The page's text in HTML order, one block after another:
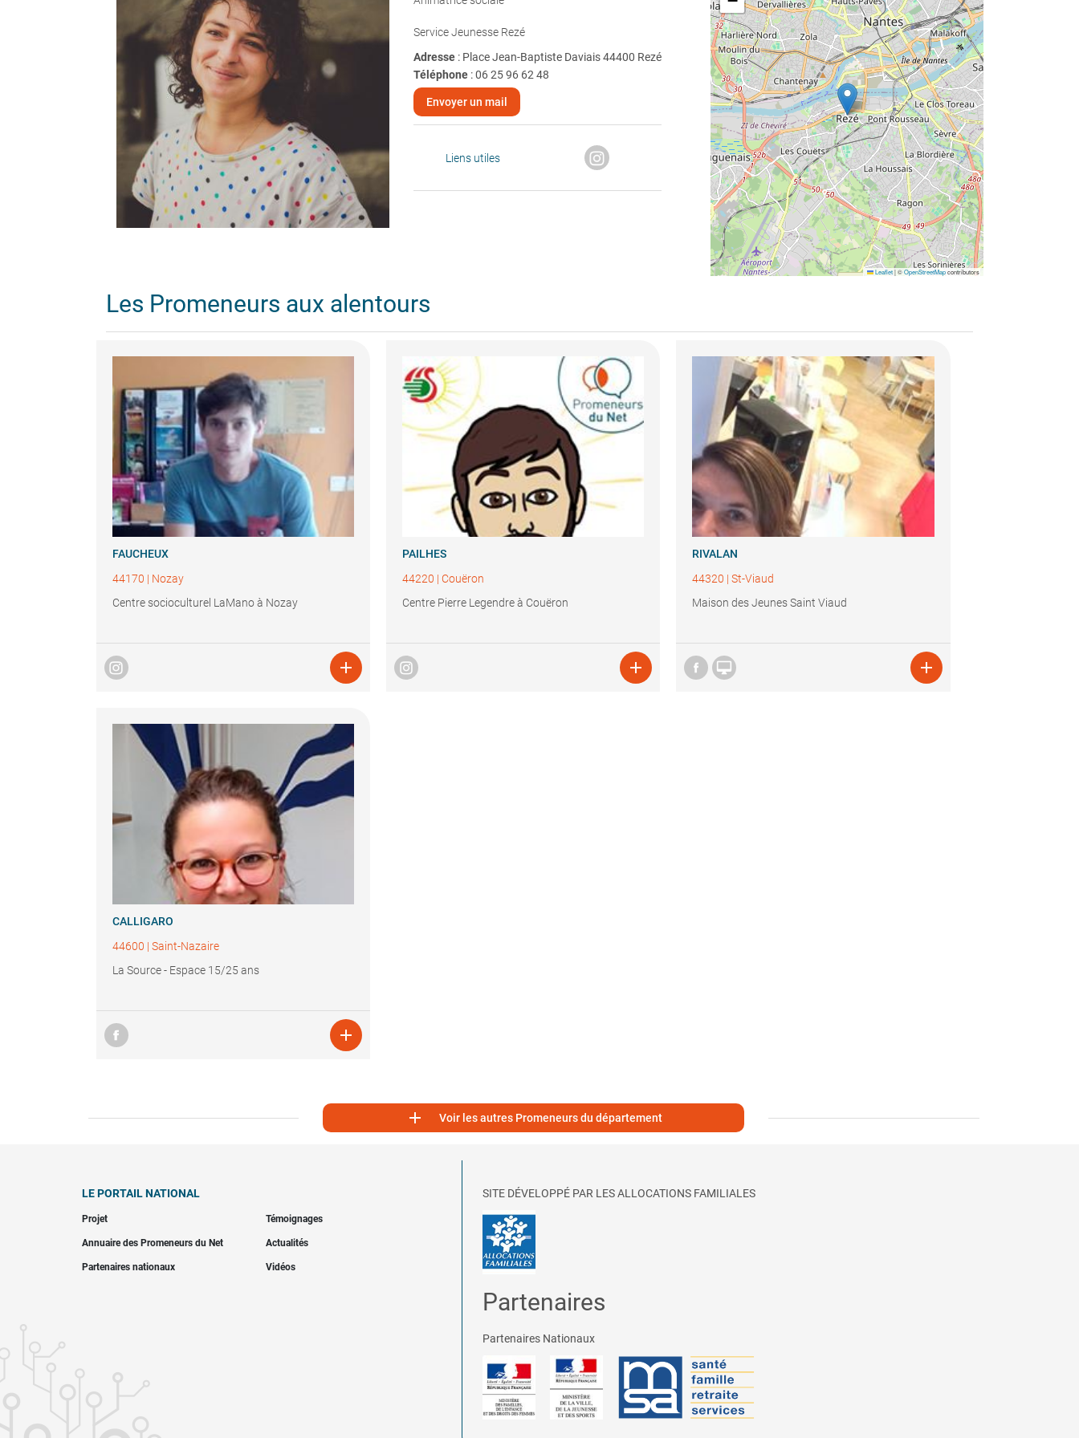
Service Jeunesse Rezé
Adresse : Place Jean-Baptiste Daviais 44400 Rezé
Téléphone:06 25 96 62 48
Envoyer un mail
Liens utiles
Leaflet |©OpenStreetMapcontributors
Les Promeneurs aux alentours
FAUCHEUX
44170 | Nozay
Centre socioculturel LaMano à Nozay

PAILHES
44220 | Couëron
Centre Pierre Legendre à Couëron

RIVALAN
44320 |St-Viaud
Maison des Jeunes Saint Viaud
 
CALLIGARO
44600 | Saint-Nazaire
La Source - Espace 15/25 ans

 Voir les autres Promeneurs du département
LE PORTAIL NATIONAL
Projet Témoignages
Annuaire des Promeneurs du Net Actualités
Partenaires nationaux Vidéos
SITE DÉVELOPPÉ PAR LES ALLOCATIONS FAMILIALES
Partenaires
Partenaires Nationaux